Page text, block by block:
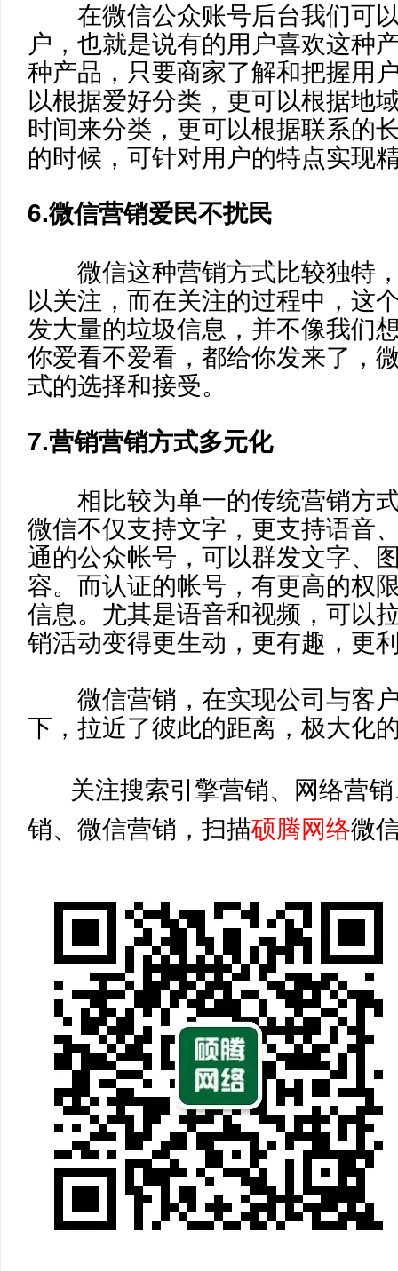
在微信公众账号后台我们可
户，也就是说有的用户喜欢这种
种产品，只要商家了解和把握用
以根据爱好分类，更可以根据地
时间来分类，更可以根据联系的
的时候，可针对用户的特点实现
6.微信营销爱民不扰民
微信这种营销方式比较独特
以关注，而在关注的过程中，这
发大量的垃圾信息，并不像我们
你爱看不爱看，都给你发来了，
式的选择和接受。
7.营销营销方式多元化
相比较为单一的传统营销方
微信不仅支持文字，更支持语音
通的公众帐号，可以群发文字、
容。而认证的帐号，有更高的权
信息。尤其是语音和视频，可以
销活动变得更生动，更有趣，更
微信营销，在实现公司与客
下，拉近了彼此的距离，极大化
关注搜索引擎营销、网络营销
销、微信营销，扫描硕腾网络微